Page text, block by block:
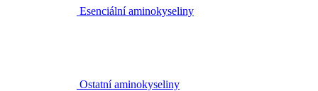
Esenciální aminokyseliny
Ostatní aminokyseliny